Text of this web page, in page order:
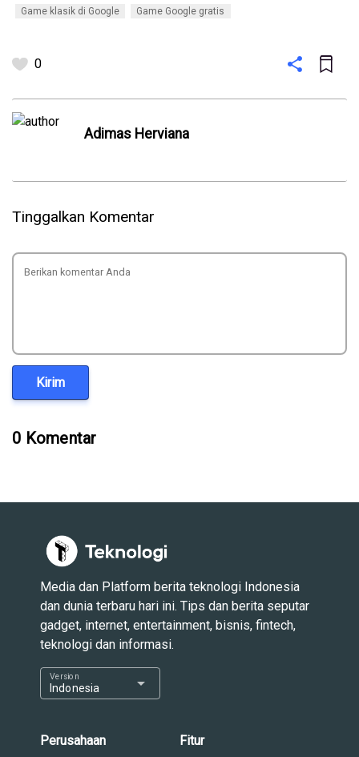
Game klasik di Google Game Google gratis
0
⁠Adimas Herviana
Tinggalkan Komentar
Kirim
0 Komentar
Media dan Platform berita teknologi Indonesia
dan dunia terbaru hari ini. Tips dan berita seputar
gadget, internet, entertainment, bisnis, fintech,
teknologi dan informasi.
Indonesia
Version arrow_drop_down
Perusahaan Fitur